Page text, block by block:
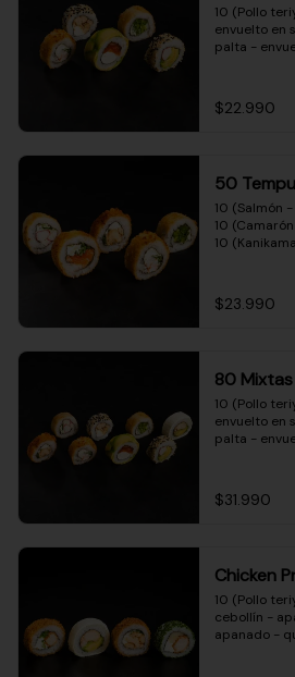
10 (Pollo
envuelto en
palta -
cebollín -
10
$22.990
50
10 (Salmón
10
10
crema -
$23.990
80 Mixtas
10 (Pollo
envuelto en
palta -
envuelto en
(Camarón -
teriyaki -
envuelto en
(Pimentón -
envuelto en
$31.990
Chicken
10 (Pollo
cebollín -
apanado -